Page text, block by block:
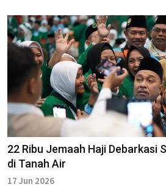
22 Ribu Jemaah Haji Debarkasi
di Tanah Air
17 Jun 2026